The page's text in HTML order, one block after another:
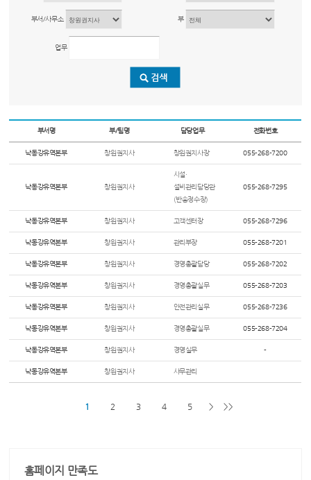
부서/사무소 부
업무
부서명 부/팀명 담당업무 전화번호
낙동강유역본부 창원권지사 창원권지사장 055-268-7200
낙동강유역본부 창원권지사
시설·
설비관리담당관
(반송정수장)
055-268-7295
낙동강유역본부 창원권지사 고객센터장 055-268-7296
낙동강유역본부 창원권지사 관리부장 055-268-7201
낙동강유역본부 창원권지사 경영총괄담당 055-268-7202
낙동강유역본부 창원권지사 경영총괄실무 055-268-7203
낙동강유역본부 창원권지사 안전관리실무 055-268-7236
낙동강유역본부 창원권지사 경영총괄실무 055-268-7204
낙동강유역본부 창원권지사 경영실무 -
낙동강유역본부 창원권지사 사무관리
1 2 3 4 5 > >>
홈페이지 만족도